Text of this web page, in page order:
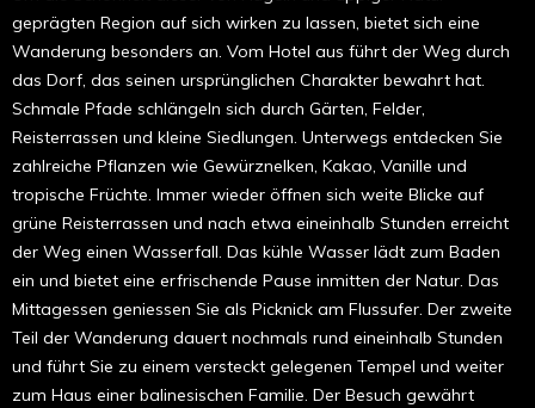
geprägten Region auf sich wirken zu lassen, bietet sich eine
Wanderung besonders an. Vom Hotel aus führt der Weg durch
das Dorf, das seinen ursprünglichen Charakter bewahrt hat.
Schmale Pfade schlängeln sich durch Gärten, Felder,
Reisterrassen und kleine Siedlungen. Unterwegs entdecken Sie
zahlreiche Pflanzen wie Gewürznelken, Kakao, Vanille und
tropische Früchte. Immer wieder öffnen sich weite Blicke auf
grüne Reisterrassen und nach etwa eineinhalb Stunden erreicht
der Weg einen Wasserfall. Das kühle Wasser lädt zum Baden
ein und bietet eine erfrischende Pause inmitten der Natur. Das
Mittagessen geniessen Sie als Picknick am Flussufer. Der zweite
Teil der Wanderung dauert nochmals rund eineinhalb Stunden
und führt Sie zu einem versteckt gelegenen Tempel und weiter
zum Haus einer balinesischen Familie. Der Besuch gewährt